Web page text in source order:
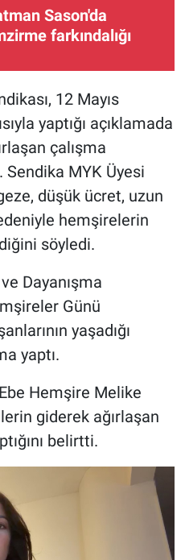
Sason'da
farkındalığı
12 Mayıs
yaptığı açıklamada
çalışma
MYK Üyesi
düşük ücret, uzun
hemşirelerin
söyledi.
Dayanışma
Günü
yaşadığı
yaptı.
Hemşire Melike
giderek ağırlaşan
belirtti.